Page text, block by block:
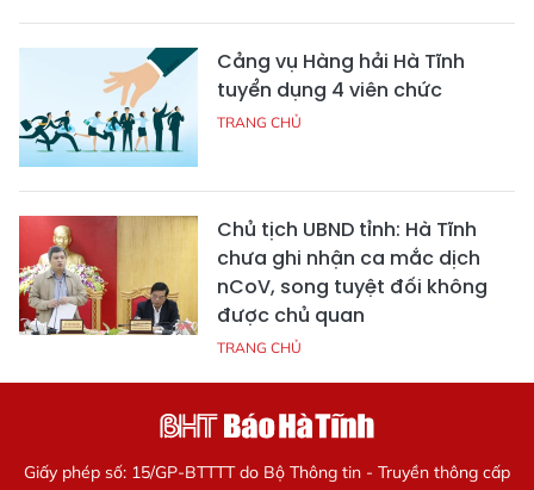
Cảng vụ Hàng hải Hà Tĩnh
tuyển dụng 4 viên chức
TRANG CHỦ
Chủ tịch UBND tỉnh: Hà Tĩnh
chưa ghi nhận ca mắc dịch
nCoV, song tuyệt đối không
được chủ quan
TRANG CHỦ
Giấy phép số: 15/GP-BTTTT do Bộ Thông tin - Truyền thông cấp